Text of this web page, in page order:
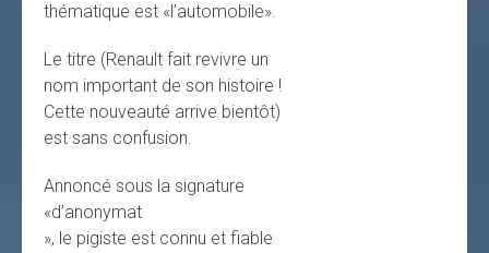
thématique est «l’automobile».
Le titre (Renault fait revivre un
nom important de son histoire !
Cette nouveauté arrive bientôt)
est sans confusion.
Annoncé sous la signature
«d’anonymat
», le pigiste est connu et fiable